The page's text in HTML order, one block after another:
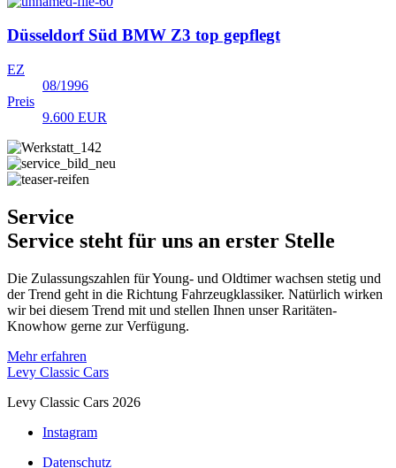
Düsseldorf Süd BMW Z3 top gepflegt
EZ
08/1996
Preis
9.600 EUR
Service
Service steht für uns an erster Stelle
Die Zulassungszahlen für Young- und Oldtimer wachsen stetig und
der Trend geht in die Richtung Fahrzeugklassiker. Natürlich wirken
wir bei diesem Trend mit und stellen Ihnen unser Raritäten-
Knowhow gerne zur Verfügung.
Mehr erfahren
Levy Classic Cars
Levy Classic Cars 2026
Instagram
Datenschutz